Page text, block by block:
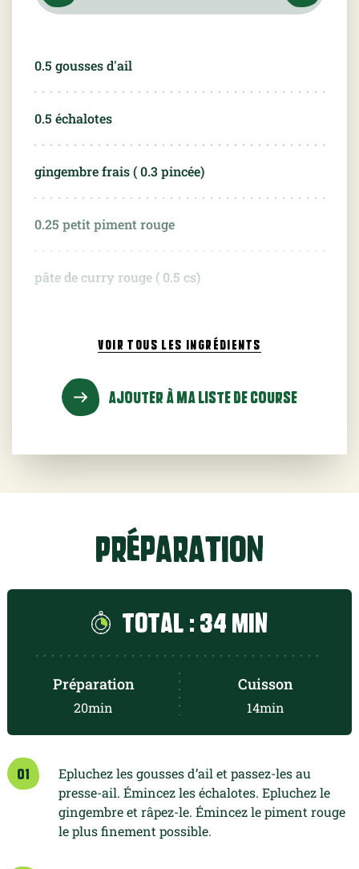
0.5 gousses d'ail
0.5 échalotes
gingembre frais (0.3 pincée)
0.25 petit piment rouge
pâte de curry rouge ( 0.5 cs)
lait de coco (
wakamé (30.0g)
nouilles asiatiques (100.0g)
jeunes pousses d'épinards (12.5g)
VOIR TOUS LES INGRÉDIENTS
AJOUTER À MA LISTE DE COURSE
Préparation
Total : 34 min
Préparation
20min
Cuisson
14min
01
Epluchez les gousses d’ail et passez-les au
presse-ail. Émincez les échalotes. Epluchez le
gingembre et râpez-le. Émincez le piment rouge
le plus finement possible.